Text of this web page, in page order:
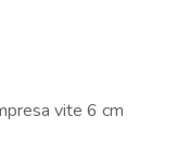
vite 6 cm